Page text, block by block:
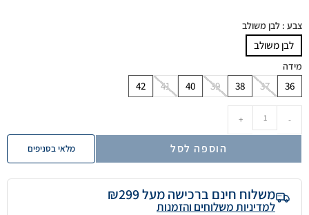
צבע : לבן משולב
לבן משולב
מידה
36
37
38
39
40
41
42
-
+
הוספה לסל מלאי בסניפים
משלוח חינם ברכישה מעל ₪299
למדיניות משלוחים והזמנות